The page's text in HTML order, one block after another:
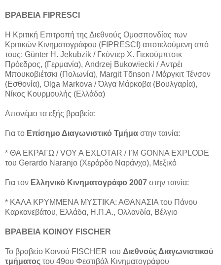
ΒΡΑΒΕΙΑ FIPRESCI
Η Κριτική Επιτροπή της Διεθνούς Ομοσπονδίας των
Κριτικών Kινηματογράφου (FIPRESCI) αποτελούμενη από
τους: Günter H. Jekubzik / Γκύντερ Χ. Γιεκούμπτσικ
Πρόεδρος, (Γερμανία), Andrzej Bukowiecki / Αντρέι
Μπουκοβιέτσκι (Πολωνία), Margit Tõnson / Μάργκιτ Τένσον
(Εσθονία), Olga Markova / Όλγα Μάρκοβα (Βουλγαρία),
Νίκος Κουρμουλής (Ελλάδα)
Απονέμει τα εξής βραβεία:
Για το Eπίσημο Διαγωνιστικό Τμήμα στην ταινία:
* ΘΑ ΕΚΡΑΓΩ / VOY A EXLOTAR / I’M GONNA EXPLODE
του Gerardo Naranjo (Χεράρδο Ναράνχο), Μεξικό
Για τον Ελληνικό Κινηματογράφο 2007 στην ταινία:
* ΚΑΛΑ ΚΡΥΜΜΕΝΑ ΜΥΣΤΙΚΑ: ΑΘΑΝΑΣΙΑ του Πάνου
Καρκανεβάτου, Ελλάδα, Η.Π.Α., Ολλανδία, Βέλγιο
BΡΑΒΕΙΑ ΚΟΙΝΟΥ FISCHER
Το βραβείο Κοινού FISCHER του Διεθνούς Διαγωνιστικού
τμήματος του 49ου Φεστιβάλ Κινηματογράφου